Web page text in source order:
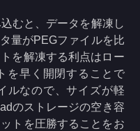
むと、データを解凍し
量がPEGファイルを比
を解凍する利点はロー
を早く開閉することで
ルなので、サイズが軽
のストレージの空き容
トを圧勝することをお